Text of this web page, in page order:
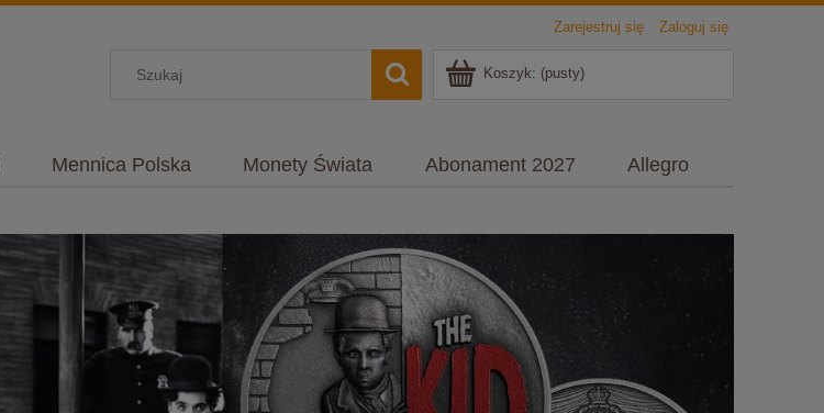
Zarejestruj się Zaloguj się
Koszyk: (pusty)
Mennica Polska Monety Świata Abonament 2027 Allegro